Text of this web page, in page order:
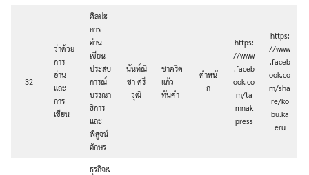
32
ว่าด้วย
การ
อ่าน
และ
การ
เขียน
ศิลปะ
การ
อ่าน
เขียน
ประสบ
การณ์
บรรณา
ธิการ
และ
พิสูจน์
อักษร
นันท์ณิ
ชา ศรี
วุฒิ
ชาคริต
แก้ว
ทันคำ
ตำหนั
ก
https:
//www
.faceb
ook.co
m/ta
mnak
press
https:
//www
.faceb
ook.co
m/sha
re/ko
bu.ka
eru
ธุรกิจ&